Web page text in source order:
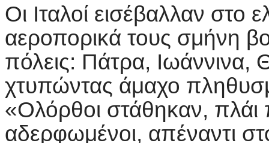
Οι Ιταλοί εισέβαλλαν στο
αεροπορικά τους σμήνη
πόλεις: Πάτρα, Ιωάννινα,
χτυπώντας άμαχο
«Ολόρθοι στάθηκαν, πλάι
αδερφωμένοι, απέναντι